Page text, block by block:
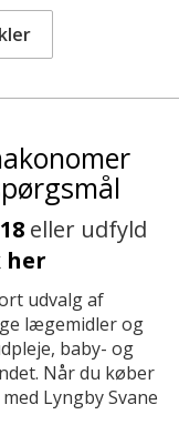
eller udfyld
her
udvalg af
lægemidler og
baby- og
Når du køber
Lyngby Svane